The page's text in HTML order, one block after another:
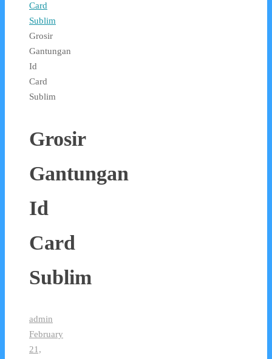
Card
Sublim
Grosir
Gantungan
Id
Card
Sublim
Grosir
Gantungan
Id
Card
Sublim
admin
February
21,